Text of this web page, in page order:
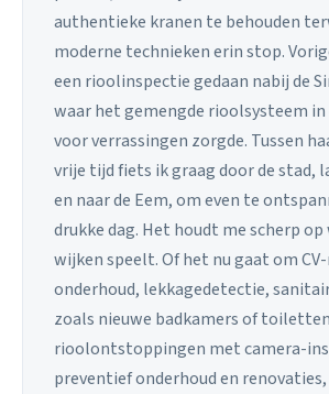
authentieke kranen te behouden
moderne technieken erin stop.
een rioolinspectie gedaan nabij de
waar het gemengde rioolsysteem
voor verrassingen zorgde. Tussen
vrije tijd fiets ik graag door de stad,
en naar de Eem, om even te
drukke dag. Het houdt me scherp op
wijken speelt. Of het nu gaat om
onderhoud, lekkagedetectie,
zoals nieuwe badkamers of
rioolontstoppingen met camera-
preventief onderhoud en